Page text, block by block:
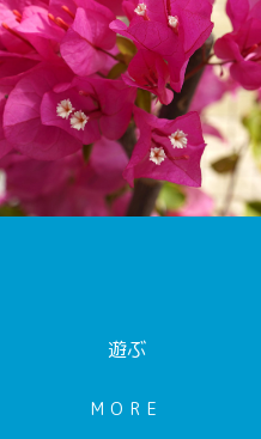
遊ぶ
MORE